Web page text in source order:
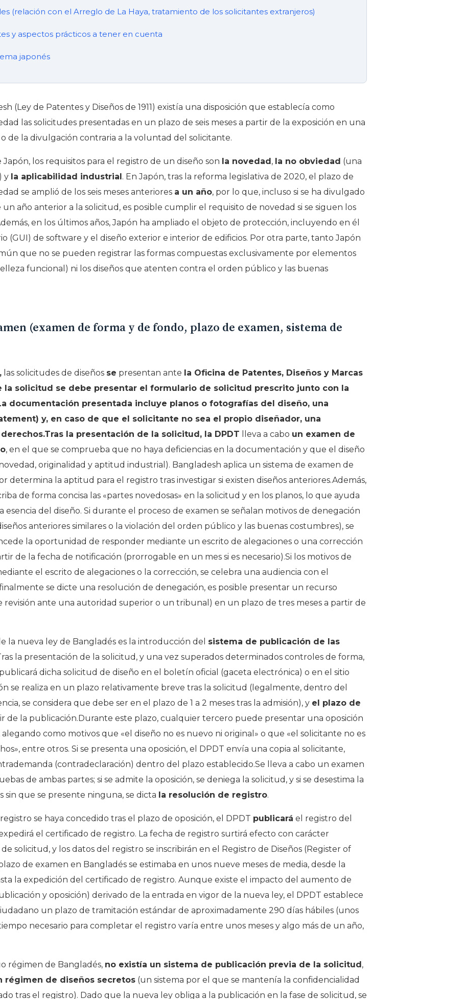
(relación con el Arreglo de La Haya, tratamiento de los solicitantes extranjeros)
y aspectos prácticos a tener en cuenta
japonés
(Ley de Patentes y Diseños de 1911) existía una disposición que establecía como
las solicitudes presentadas en un plazo de seis meses a partir de la exposición en una
de la divulgación contraria a la voluntad del solicitante.
Japón, los requisitos para el registro de un diseño son la novedad , la no obviedad (una
y la aplicabilidad industrial . En Japón, tras la reforma legislativa de 2020, el plazo de
se amplió de los seis meses anteriores a un año, por lo que, incluso si se ha divulgado
año anterior a la solicitud, es posible cumplir el requisito de novedad si se siguen los
en los últimos años, Japón ha ampliado el objeto de protección, incluyendo en él
(GUI) de software y el diseño exterior e interior de edificios. Por otra parte, tanto Japón
que no se pueden registrar las formas compuestas exclusivamente por elementos
funcional) ni los diseños que atenten contra el orden público y las buenas
(examen de forma y de fondo, plazo de examen, sistema de
, las solicitudes de diseños se presentan ante la Oficina de Patentes, Diseños y Marcas
la solicitud se debe presentar el formulario de solicitud prescrito junto con la
documentación presentada incluye planos o fotografías del diseño, una
y, en caso de que el solicitante no sea el propio diseñador, una
la presentación de la solicitud, la DPDT lleva a cabo un examen de
, en el que se comprueba que no haya deficiencias en la documentación y que el diseño
originalidad y aptitud industrial). Bangladesh aplica un sistema de examen de
determina la aptitud para el registro tras investigar si existen diseños anteriores.Además,
de forma concisa las «partes novedosas» en la solicitud y en los planos, lo que ayuda
del diseño. Si durante el proceso de examen se señalan motivos de denegación
anteriores similares o la violación del orden público y las buenas costumbres), se
la oportunidad de responder mediante un escrito de alegaciones o una corrección
de la fecha de notificación (prorrogable en un mes si es necesario).Si los motivos de
el escrito de alegaciones o la corrección, se celebra una audiencia con el
se dicte una resolución de denegación, es posible presentar un recurso
revisión ante una autoridad superior o un tribunal) en un plazo de tres meses a partir de
la nueva ley de Bangladés es la introducción del sistema de publicación de las
la presentación de la solicitud, y una vez superados determinados controles de forma,
dicha solicitud de diseño en el boletín oficial (gaceta electrónica) o en el sitio
se realiza en un plazo relativamente breve tras la solicitud (legalmente, dentro del
se considera que debe ser en el plazo de 1 a 2 meses tras la admisión), y el plazo de
de la publicación.Durante este plazo, cualquier tercero puede presentar una oposición
como motivos que «el diseño no es nuevo ni original» o que «el solicitante no es
entre otros. Si se presenta una oposición, el DPDT envía una copia al solicitante,
(contradeclaración) dentro del plazo establecido.Se lleva a cabo un examen
de ambas partes; si se admite la oposición, se deniega la solicitud, y si se desestima la
sin que se presente ninguna, se dicta la resolución de registro.
se haya concedido tras el plazo de oposición, el DPDT publicará el registro del
el certificado de registro. La fecha de registro surtirá efecto con carácter
solicitud, y los datos del registro se inscribirán en el Registro de Diseños (Register of
de examen en Bangladés se estimaba en unos nueve meses de media, desde la
la expedición del certificado de registro. Aunque existe el impacto del aumento de
y oposición) derivado de la entrada en vigor de la nueva ley, el DPDT establece
un plazo de tramitación estándar de aproximadamente 290 días hábiles (unos
tiempo necesario para completar el registro varía entre unos meses y algo más de un año,
régimen de Bangladés, no existía un sistema de publicación previa de la solicitud ,
régimen de diseños secretos (un sistema por el que se mantenía la confidencialidad
tras el registro). Dado que la nueva ley obliga a la publicación en la fase de solicitud, se